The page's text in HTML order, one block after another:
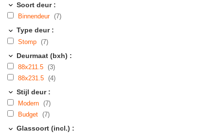
Soort deur :
Binnendeur (7)
Type deur :
Stomp (7)
Deurmaat (bxh) :
88x211.5 (3)
88x231.5 (4)
Stijl deur :
Modern (7)
Budget (7)
Glassoort (incl.) :